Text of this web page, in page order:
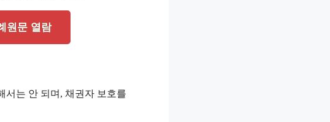
원문 열람
서는 안 되며, 채권자 보호를